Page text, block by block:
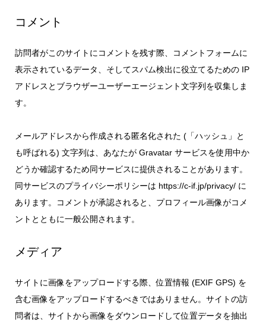
コメント
訪問者がこのサイトにコメントを残す際、コメントフォームに
表示されているデータ、そしてスパム検出に役立てるための IP
アドレスとブラウザーユーザーエージェント文字列を収集しま
す。
メールアドレスから作成される匿名化された (「ハッシュ」と
も呼ばれる) 文字列は、あなたが Gravatar サービスを使用中か
どうか確認するため同サービスに提供されることがあります。
同サービスのプライバシーポリシーは https://c-if.jp/privacy/ に
あります。コメントが承認されると、プロフィール画像がコメ
ントとともに一般公開されます。
メディア
サイトに画像をアップロードする際、位置情報 (EXIF GPS) を
含む画像をアップロードするべきではありません。サイトの訪
問者は、サイトから画像をダウンロードして位置データを抽出